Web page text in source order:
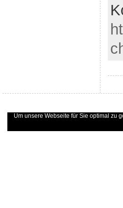
Um unsere Webseite für Sie optimal zu